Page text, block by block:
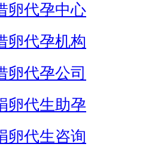
卵代孕中心
卵代孕机构
卵代孕公司
卵代生助孕
卵代生咨询